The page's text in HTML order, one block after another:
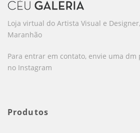
Loja virtual do Artista Visual e
Maranhão
Para entrar em contato, envie uma dm
no Instagram
Produtos